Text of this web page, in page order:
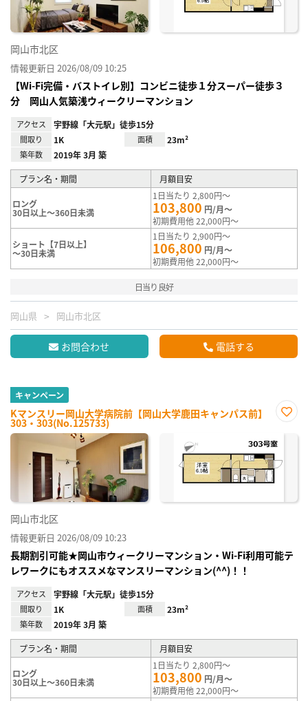
岡山市北区
情報更新日 2026/08/09 10:25
【Wi-Fi完備・バストイレ別】コンビニ徒歩１分スーパー徒歩３
分 岡山人気築浅ウィークリーマンション
アクセス 宇野線「大元駅」徒歩15分
間取り 1K 面積 23m²
築年数 2019年 3月 築
プラン名・期間 月額目安
ロング
30日以上～360日未満
1日当たり 2,800円～
103,800 円/月～
初期費用他 22,000円～
ショート【7日以上】
～30日未満
1日当たり 2,900円～
106,800 円/月～
初期費用他 22,000円～
日当り良好
岡山県 岡山市北区
お問合わせ 電話する
キャンペーン
Kマンスリー岡山大学病院前【岡山大学鹿田キャンパス前】
303・303(No.125733)
に入
り登
岡山市北区
情報更新日 2026/08/09 10:23
長期割引可能★岡山市ウィークリーマンション・Wi-Fi利用可能テ
レワークにもオススメなマンスリーマンション(^^)！！
アクセス 宇野線「大元駅」徒歩15分
間取り 1K 面積 23m²
築年数 2019年 3月 築
プラン名・期間 月額目安
ロング
30日以上～360日未満
1日当たり 2,800円～
103,800 円/月～
初期費用他 22,000円～